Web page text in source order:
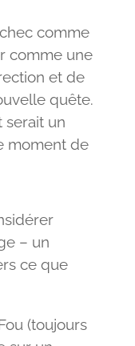
comme
comme une
et de
quête.
serait un
moment de
– un
ce que
(toujours